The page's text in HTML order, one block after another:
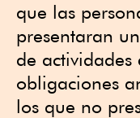
que las
presentaran
de actividades
obligaciones
los que no